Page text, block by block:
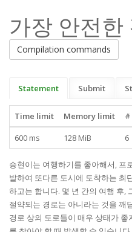
가장 안전한
Compilation commands
Statement Submit
Time limit Memory limit #
600 ms
128 MiB 6
승현이는 여행하기를 좋아해서, 프
발하여 또다른 도시에 도착하는 최
하고는 합니다. 몇 년 간의 여행 후,
절약되는 경로는 아니라는 것을 깨
경로 상의 도로들이 매우 상태가